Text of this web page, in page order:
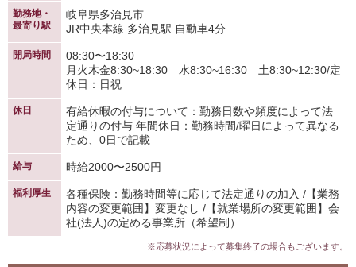
勤務地・
最寄り駅
岐阜県多治見市
JR中央本線 多治見駅 自動車4分
開局時間
08:30〜18:30
月火木金8:30~18:30 水8:30~16:30 土8:30~12:30/定
休日：日祝
休日
有給休暇の付与について：勤務日数や頻度によって法
定通りの付与 年間休日：勤務時間/曜日によって異なる
ため、0日で記載
給与 時給2000〜2500円
福利厚生
各種保険：勤務時間等に応じて法定通りの加入 /【業務
内容の変更範囲】変更なし /【就業場所の変更範囲】会
社(法人)の定める事業所（希望制）
※応募状況によって募集終了の場合もございます。